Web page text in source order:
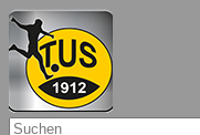
Zum
Inhalt
springen